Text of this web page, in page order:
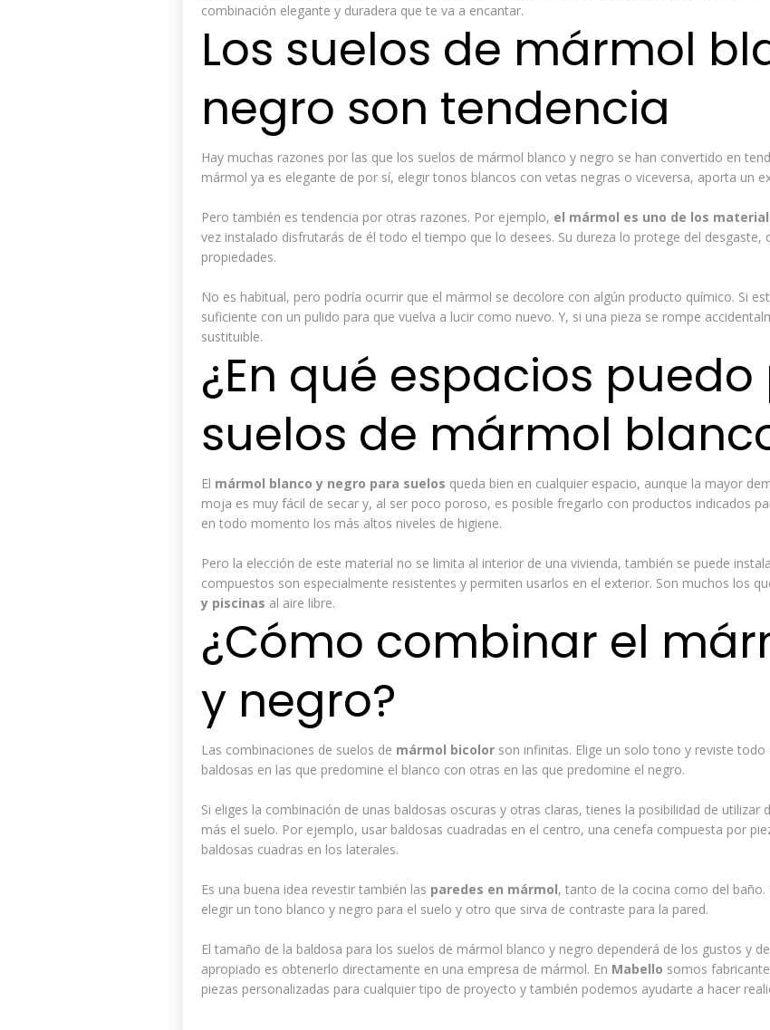
combinación elegante y duradera que te va a encantar.
Los suelos de mármol
negro son tendencia
Hay muchas razones por las que los suelos de mármol blanco y negro se han convertido en
mármol ya es elegante de por sí, elegir tonos blancos con vetas negras o viceversa, aporta un
Pero también es tendencia por otras razones. Por ejemplo, el mármol es uno de los
vez instalado disfrutarás de él todo el tiempo que lo desees. Su dureza lo protege del desgaste,
propiedades.
No es habitual, pero podría ocurrir que el mármol se decolore con algún producto químico. Si
suficiente con un pulido para que vuelva a lucir como nuevo. Y, si una pieza se rompe
sustituible.
¿En qué espacios
suelos de mármol
El mármol blanco y negro para suelos queda bien en cualquier espacio, aunque la mayor
moja es muy fácil de secar y, al ser poco poroso, es posible fregarlo con productos indicados
en todo momento los más altos niveles de higiene.
Pero la elección de este material no se limita al interior de una vivienda, también se puede
compuestos son especialmente resistentes y permiten usarlos en el exterior. Son muchos los
y piscinas al aire libre.
¿Cómo combinar el
y negro?
Las combinaciones de suelos de mármol bicolorson infinitas. Elige un solo tono y reviste
baldosas en las que predomine el blanco con otras en las que predomine el negro.
Si eliges la combinación de unas baldosas oscuras y otras claras, tienes la posibilidad de
más el suelo. Por ejemplo, usar baldosas cuadradas en el centro, una cenefa compuesta por
baldosas cuadras en los laterales.
Es una buena idea revestir también las paredes en mármol, tanto de la cocina como del
elegir un tono blanco y negro para el suelo y otro que sirva de contraste para la pared.
El tamaño de la baldosa para los suelos de mármol blanco y negro dependerá de los gustos y
apropiado es obtenerlo directamente en una empresa de mármol. En Mabello somos
piezas personalizadas para cualquier tipo de proyecto y también podemos ayudarte a hacer